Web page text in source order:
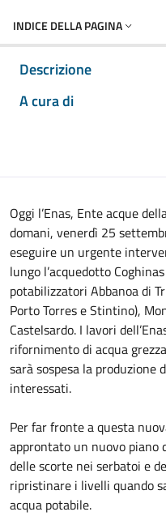
INDICE DELLA PAGINA
Descrizione
A cura di
Oggi l’Enas, Ente acque
domani, venerdì 25
eseguire un urgente
lungo l’acquedotto
potabilizzatori Abbanoa di
Porto Torres e Stintino),
Castelsardo. I lavori
rifornimento di acqua
sarà sospesa la produzione
interessati.
Per far fronte a questa
approntato un nuovo piano
delle scorte nei serbatoi e
ripristinare i livelli quando
acqua potabile.